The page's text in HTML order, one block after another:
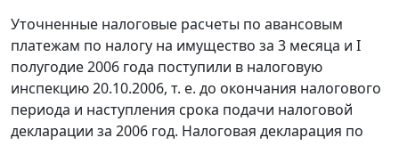
Уточненные налоговые расчеты по авансовым
платежам по налогу на имущество за 3 месяца и I
полугодие 2006 года поступили в налоговую
инспекцию 20.10.2006, т. е. до окончания налогового
периода и наступления срока подачи налоговой
декларации за 2006 год. Налоговая декларация по